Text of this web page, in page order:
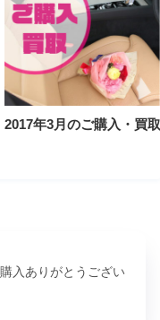
2017年3月のご購入・買
購入ありがとうござい